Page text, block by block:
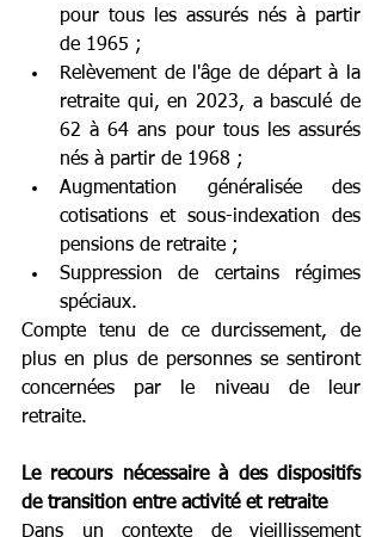
pour tous les assurés nés à partir
de 1965 ;
Relèvement de l'âge de départ à la
retraite qui, en 2023, a basculé de
62 à 64 ans pour tous les assurés
nés à partir de 1968 ;
Augmentation généralisée des
cotisations et sous-indexation des
pensions de retraite ;
Suppression de certains régimes
spéciaux.
Compte tenu de ce durcissement, de
plus en plus de personnes se sentiront
concernées par le niveau de leur
retraite.
Le recours nécessaire à des dispositifs
de transition entre activité et retraite
Dans un contexte de vieillissement